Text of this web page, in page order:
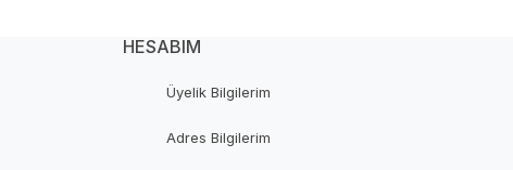
HESABIM
Üyelik Bilgilerim
Adres Bilgilerim